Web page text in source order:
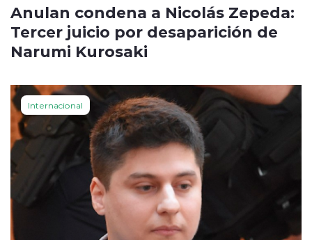
Anulan condena a Nicolás Zepeda:
Tercer juicio por desaparición de
Narumi Kurosaki
Internacional